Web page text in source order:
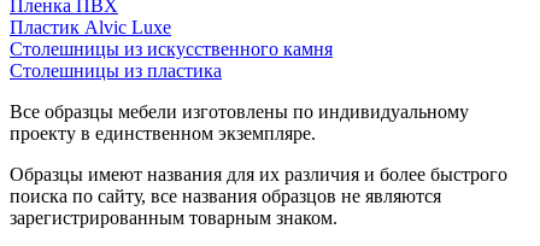
Пленка ПВХ
Пластик Alvic Luxe
Столешницы из искусственного камня
Столешницы из пластика
Все образцы мебели изготовлены по индивидуальному
проекту в единственном экземпляре.
Образцы имеют названия для их различия и более быстрого
поиска по сайту, все названия образцов не являются
зарегистрированным товарным знаком.